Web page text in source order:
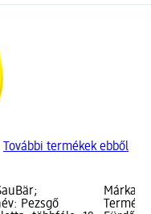
További termékek ebből
Pezsgő
Márka: